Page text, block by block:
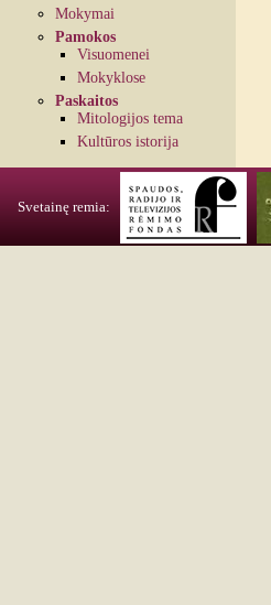
Mokymai
Pamokos
Visuomenei
Mokyklose
Paskaitos
Mitologijos tema
Kultūros istorija
Svetainę remia: